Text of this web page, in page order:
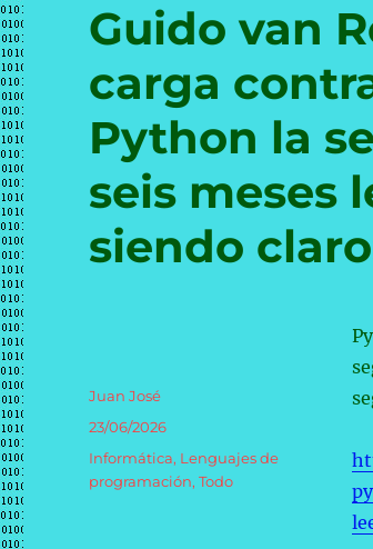
Guido van
carga
Python la
seis meses
siendo
Autor
Juan José
Publicado
23/06/2026
Categorías
Informática, Lenguajes de
programación,Todo